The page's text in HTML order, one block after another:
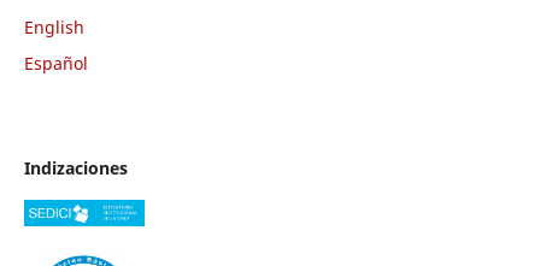
English
Español
Indizaciones